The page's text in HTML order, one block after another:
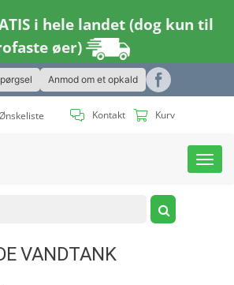
i hele landet (dog kun til
øer)
Anmod om et opkald
Kontakt Kurv
VANDTANK